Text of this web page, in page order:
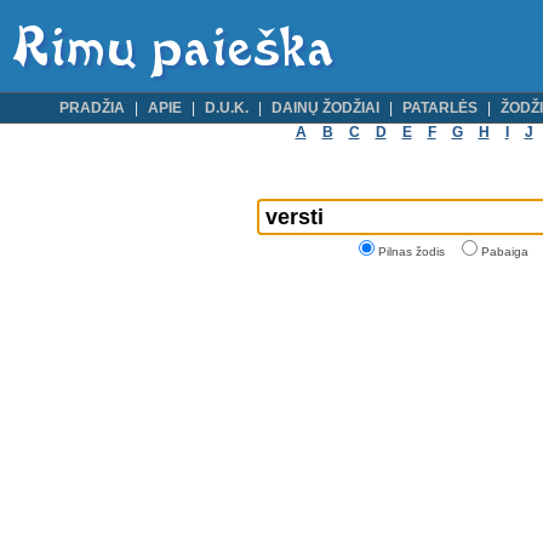
PRADŽIA APIE D.U.K. DAINŲ ŽODŽIAI PATARLĖS
A
B C D E F G H J
Pilnas žodis Pabaiga